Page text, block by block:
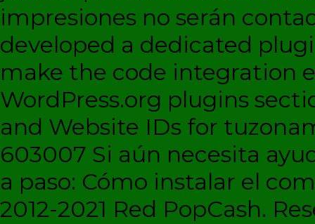
impresiones no serán
developed a dedicated
make the code integration
WordPress.org plugins
and Website IDs for
603007 Si aún necesita
a paso: Cómo instalar el
2012-2021 Red PopCash.